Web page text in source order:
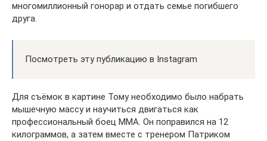
многомиллионный гонорар и отдать семье погибшего
друга.
Посмотреть эту публикацию в Instagram
Для съёмок в картине Тому необходимо было набрать
мышечную массу и научиться двигаться как
профессиональный боец MMA. Он поправился на 12
килограммов, а затем вместе с тренером Патриком